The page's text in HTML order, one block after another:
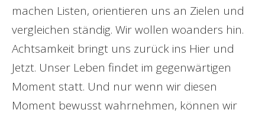
machen Listen, orientieren uns an Zielen und
vergleichen ständig. Wir wollen woanders hin.
Achtsamkeit bringt uns zurück ins Hier und
Jetzt. Unser Leben findet im gegenwärtigen
Moment statt. Und nur wenn wir diesen
Moment bewusst wahrnehmen, können wir